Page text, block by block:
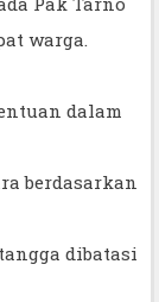
warga.
dalam
berdasarkan
dibatasi